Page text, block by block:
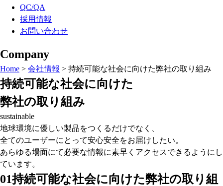
QC/QA
採用情報
お問い合わせ
Company
Home > 会社情報 > 持続可能な社会に向けた弊社の取り組み
持続可能な社会に向けた
弊社の取り組み
sustainable
地球環境に優しい製品をつくるだけでなく、
全てのユーザーにとって安心安全をお届けしたい。
あらゆる場面にて必要な情報に素早くアクセスできるようにし
ています。
01持続可能な社会に向けた弊社の取り組